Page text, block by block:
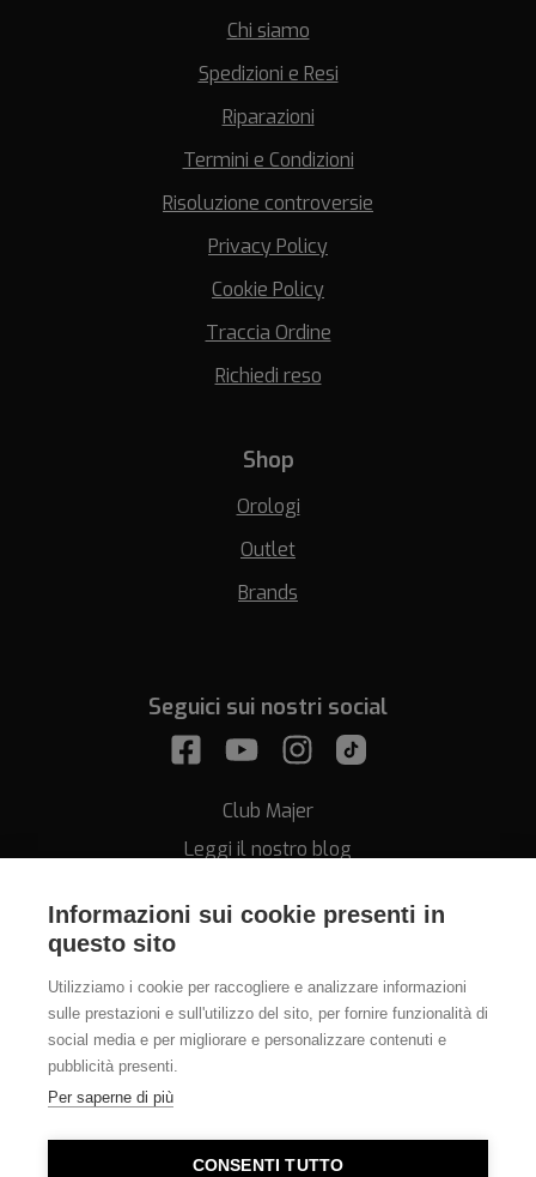
Informazioni sui cookie presenti in
questo sito
Utilizziamo i cookie per raccogliere e analizzare informazioni
sulle prestazioni e sull'utilizzo del sito, per fornire funzionalità di
social media e per migliorare e personalizzare contenuti e
pubblicità presenti.
Per saperne di più
CONSENTI TUTTO
Chi siamo
Spedizioni e Resi
Riparazioni
Termini e Condizioni
Risoluzione controversie
Privacy Policy
Cookie Policy
Traccia Ordine
Richiedi reso
Shop
Orologi
Outlet
Brands
Seguici sui nostri social
Club Majer
Leggi il nostro blog
Assistenza
info@orologeriamajer.it